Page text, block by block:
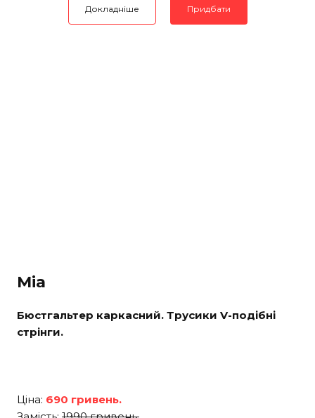
Докладніше Придбати
Mia
Бюстгальтер каркасний. Трусики V-подібні
стрінги.
Ціна: 690 гривень.